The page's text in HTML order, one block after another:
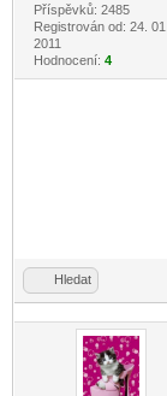
Příspěvků: 2485
Registrován od: 24. 01.
2011
Hodnocení: 4
Hledat